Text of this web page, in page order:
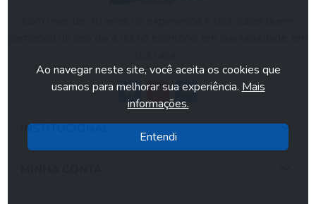
INSTITUCIONAL
Ao navegar neste site, você aceita os cookies que
usamos para melhorar sua experiência.Mais
informações.
Entendi